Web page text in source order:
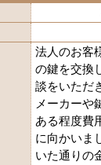
法人のお客
の鍵を交換
談をいただ
メーカーや
ある程度費
に向かいま
いた通りの